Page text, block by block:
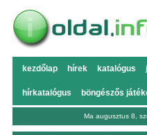
kezdőlap hírek katalógus
hírkatalógus böngészős
Ma augusztus 8,